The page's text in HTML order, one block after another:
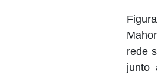
rede
junto